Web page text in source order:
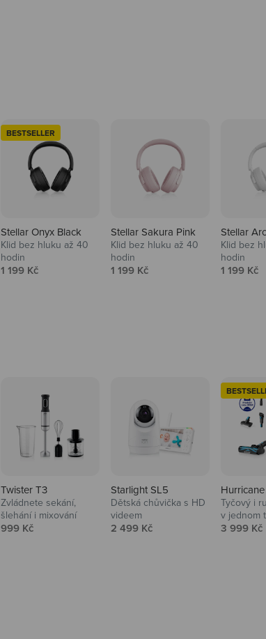
BESTSELLER
Stellar Onyx Black
Klid bez hluku až 40
hodin
Prodejní cena
1 199 Kč
Stellar Sakura Pink
Klid bez hluku až 40
hodin
Prodejní cena
1 199 Kč
Stellar
Klid bez
hodin
Prodejní
1 199 Kč
Twister T3
Zvládnete sekání,
šlehání i mixování
Prodejní cena
999 Kč
Starlight SL5
Dětská chůvička s HD
videem
Prodejní cena
2 499 Kč
Tyčový i
v jednom
Prodejní
3 999 Kč
Domácnost
Vysavače, parťáci do